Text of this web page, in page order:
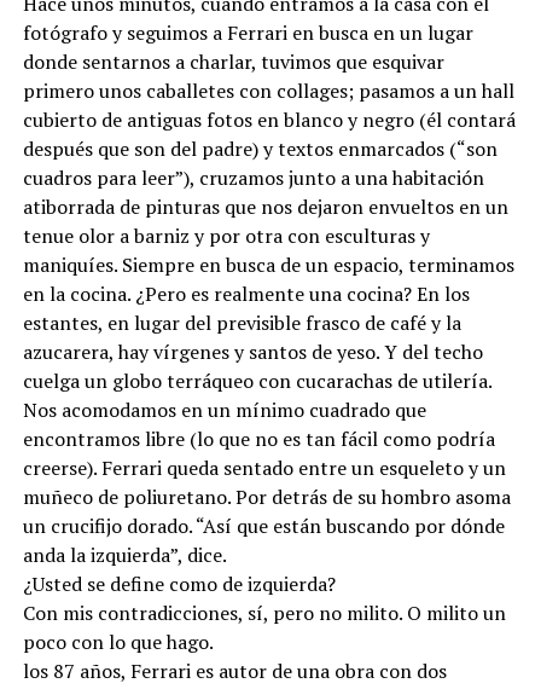
fotógrafo y seguimos a Ferrari en busca en un lugar
donde sentarnos a charlar, tuvimos que esquivar
primero unos caballetes con collages; pasamos a un hall
cubierto de antiguas fotos en blanco y negro (él contará
después que son del padre) y textos enmarcados (“son
cuadros para leer”), cruzamos junto a una habitación
atiborrada de pinturas que nos dejaron envueltos en un
tenue olor a barniz y por otra con esculturas y
maniquíes. Siempre en busca de un espacio, terminamos
en la cocina. ¿Pero es realmente una cocina? En los
estantes, en lugar del previsible frasco de café y la
azucarera, hay vírgenes y santos de yeso. Y del techo
cuelga un globo terráqueo con cucarachas de utilería.
Nos acomodamos en un mínimo cuadrado que
encontramos libre (lo que no es tan fácil como podría
creerse). Ferrari queda sentado entre un esqueleto y un
muñeco de poliuretano. Por detrás de su hombro asoma
un crucifijo dorado. “Así que están buscando por dónde
anda la izquierda”, dice.
¿Usted se define como de izquierda?
Con mis contradicciones, sí, pero no milito. O milito un
poco con lo que hago.
los 87 años, Ferrari es autor de una obra con dos